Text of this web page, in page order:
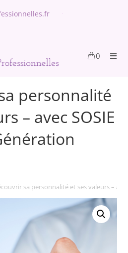
0
personnalité
– avec SOSIE
sa personnalité et ses valeurs –